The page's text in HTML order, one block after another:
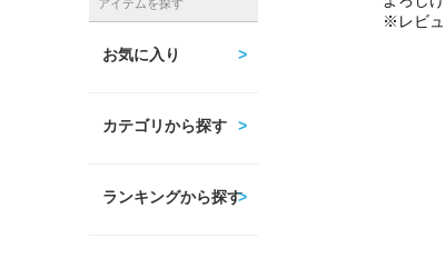
アイテムを探す
お気に入り
カテゴリから探す
ランキングから探す
※レビュ